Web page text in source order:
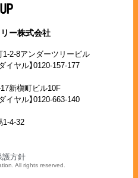
ー株式会社
1-2-8アンダーツリービル
イヤル】0120-157-177
17新槇町ビル10F
イヤル】0120-663-140
1-4-32
護方針
All rights reserved.